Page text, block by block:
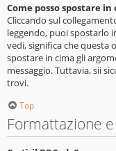
Come posso spostare
Cliccando sul
leggendo, puoi spostarlo
vedi, significa che questa
spostare in cima gli
messaggio. Tuttavia, sii
trovi.
Top
Formattazione